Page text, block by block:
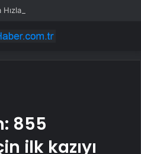
Ulaştı
855
ilk kazıyı